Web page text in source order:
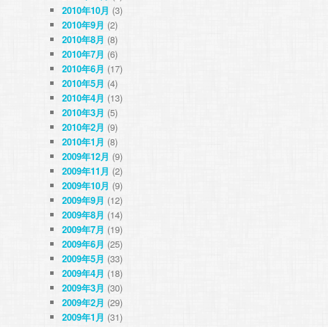
2010年10月 (3)
2010年9月 (2)
2010年8月 (8)
2010年7月 (6)
2010年6月 (17)
2010年5月 (4)
2010年4月 (13)
2010年3月 (5)
2010年2月 (9)
2010年1月 (8)
2009年12月 (9)
2009年11月 (2)
2009年10月 (9)
2009年9月 (12)
2009年8月 (14)
2009年7月 (19)
2009年6月 (25)
2009年5月 (33)
2009年4月 (18)
2009年3月 (30)
2009年2月 (29)
2009年1月 (31)